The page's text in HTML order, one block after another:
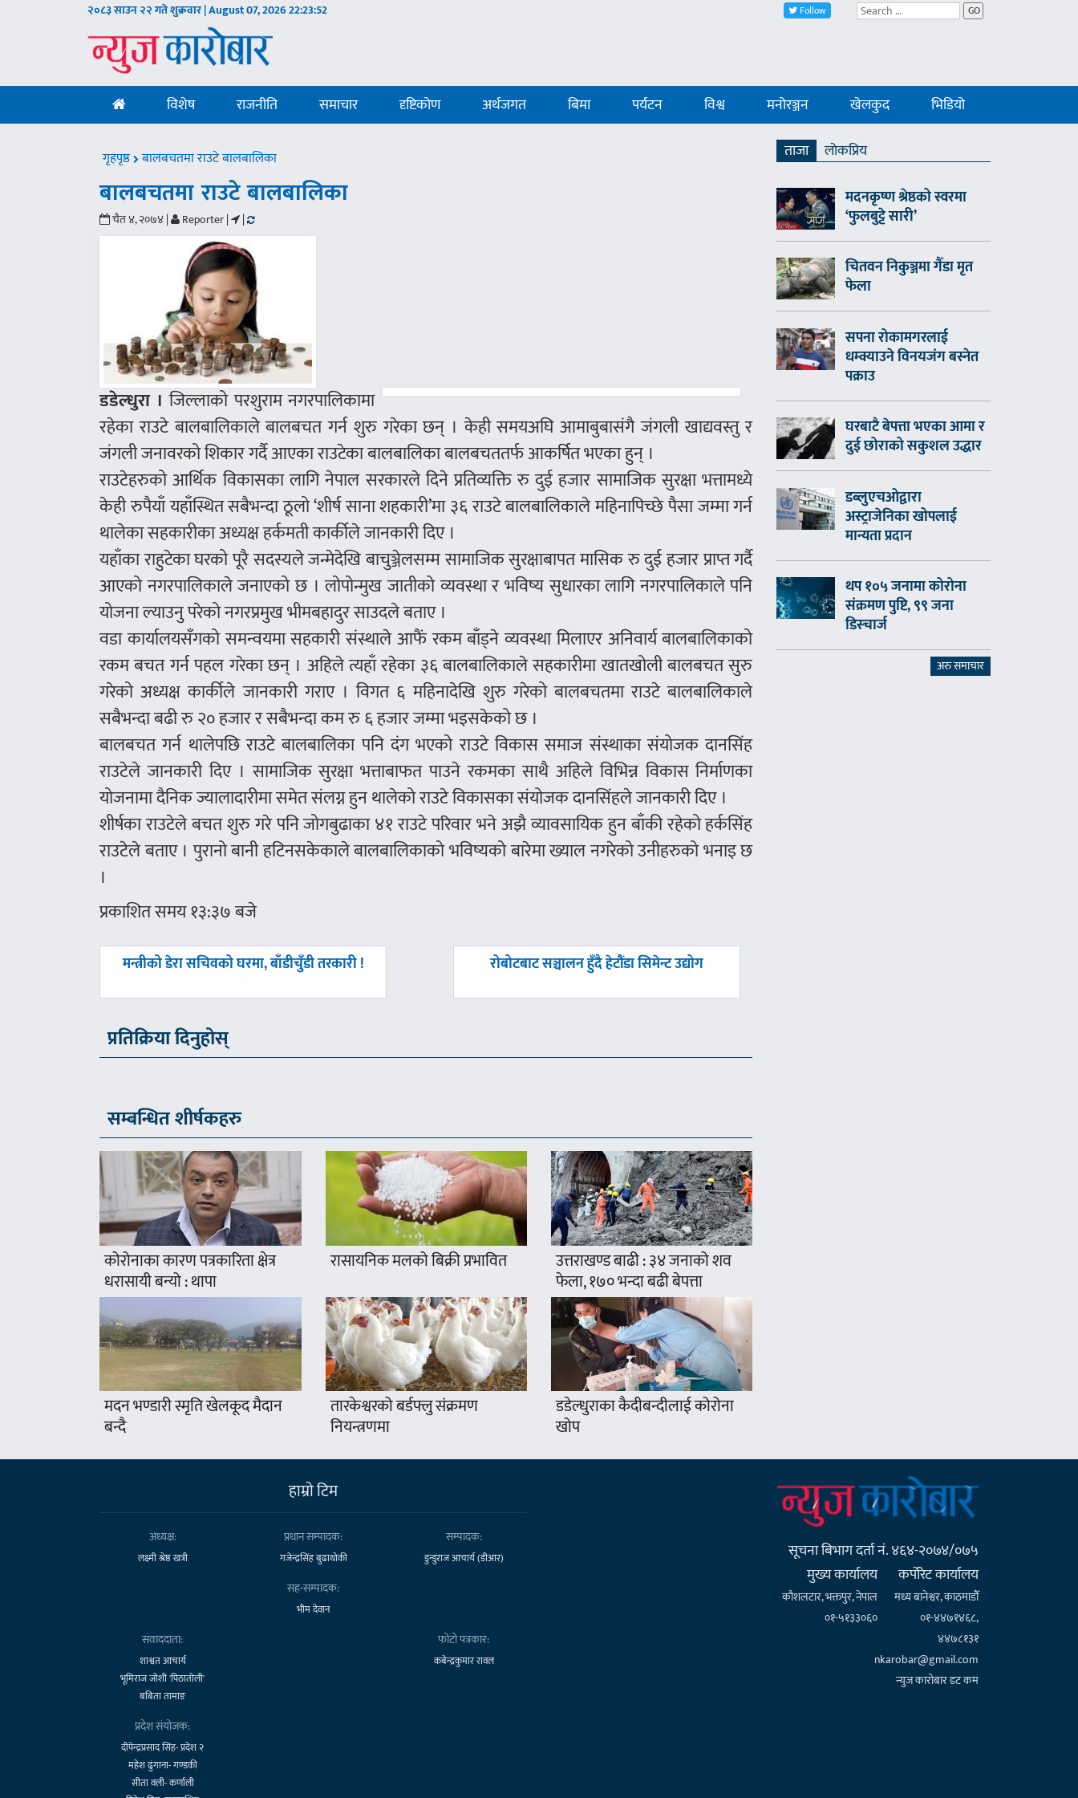
२०८३ साउन २२ गते शुक्रवार | August 07, 202622:23:53 Follow GO
विशेष राजनीति समाचार दृष्टिकोण अर्थजगत बिमा पर्यटन विश्व मनोरञ्जन खेलकुद भिडियो
गृहपृष्ठ बालबचतमा राउटे बालबालिका
बालबचतमा राउटे बालबालिका
चैत ४, २०७४ | Reporter | |
डडेल्धुरा । जिल्लाको परशुराम नगरपालिकामा
रहेका राउटे बालबालिकाले बालबचत गर्न शुरु गरेका छन् । केही समयअघि आमाबुबासंगै जंगली खाद्यवस्तु र
जंगली जनावरको शिकार गर्दै आएका राउटेका बालबालिका बालबचततर्फ आकर्षित भएका हुन् ।
राउटेहरुको आर्थिक विकासका लागि नेपाल सरकारले दिने प्रतिव्यक्ति रु दुई हजार सामाजिक सुरक्षा भत्तामध्ये
केही रुपैयाँ यहाँस्थित सबैभन्दा ठूलो ‘शीर्ष साना शहकारी’मा ३६ राउटे बालबालिकाले महिनापिच्छे पैसा जम्मा गर्न
थालेका सहकारीका अध्यक्ष हर्कमती कार्कीले जानकारी दिए ।
यहाँका राहुटेका घरको पूरै सदस्यले जन्मेदेखि बाचुञ्जेलसम्म सामाजिक सुरक्षाबापत मासिक रु दुई हजार प्राप्त गर्दै
आएको नगरपालिकाले जनाएको छ । लोपोन्मुख जातीको व्यवस्था र भविष्य सुधारका लागि नगरपालिकाले पनि
योजना ल्याउनु परेको नगरप्रमुख भीमबहादुर साउदले बताए ।
वडा कार्यालयसँगको समन्वयमा सहकारी संस्थाले आफैं रकम बाँड्ने व्यवस्था मिलाएर अनिवार्य बालबालिकाको
रकम बचत गर्न पहल गरेका छन् । अहिले त्यहाँ रहेका ३६ बालबालिकाले सहकारीमा खातखोली बालबचत सुरु
गरेको अध्यक्ष कार्कीले जानकारी गराए । विगत ६ महिनादेखि शुरु गरेको बालबचतमा राउटे बालबालिकाले
सबैभन्दा बढी रु २० हजार र सबैभन्दा कम रु ६ हजार जम्मा भइसकेको छ ।
बालबचत गर्न थालेपछि राउटे बालबालिका पनि दंग भएको राउटे विकास समाज संस्थाका संयोजक दानसिंह
राउटेले जानकारी दिए । सामाजिक सुरक्षा भत्ताबाफत पाउने रकमका साथै अहिले विभिन्न विकास निर्माणका
योजनामा दैनिक ज्यालादारीमा समेत संलग्न हुन थालेको राउटे विकासका संयोजक दानसिंहले जानकारी दिए ।
शीर्षका राउटेले बचत शुरु गरे पनि जोगबुढाका ४१ राउटे परिवार भने अझै व्यावसायिक हुन बाँकी रहेको हर्कसिंह
राउटेले बताए । पुरानो बानी हटिनसकेकाले बालबालिकाको भविष्यको बारेमा ख्याल नगरेको उनीहरुको भनाइ छ
।
प्रकाशित समय १३:३७ बजे
पछिल्लाे
मन्त्रीको डेरा सचिवको घरमा, बाँडीचुँडी तरकारी !
अघिल्लाे
रोबोटबाट सञ्चालन हुँदै हेटौंडा सिमेन्ट उद्योग
प्रतिक्रिया दिनुहोस्
सम्बन्धित शीर्षकहरु
कोरोनाका कारण पत्रकारिता क्षेत्र
धरासायी बन्यो : थापा
रासायनिक मलको बिक्री प्रभावित उत्तराखण्ड बाढी : ३४ जनाको शव
फेला, १७० भन्दा बढी बेपत्ता
मदन भण्डारी स्मृति खेलकूद मैदान
बन्दै
तारकेश्वरको बर्डफ्लु संक्रमण
नियन्त्रणमा
डडेल्धुराका कैदीबन्दीलाई कोरोना
खोप
ताजा
लाेकप्रिय
मदनकृष्ण श्रेष्ठको स्वरमा
‘फुलबुट्टे सारी’
चितवन निकुञ्जमा गैँडा मृत
फेला
सपना रोकामगरलाई
धम्क्याउने विनयजंग बस्नेत
पक्राउ
घरबाटै बेपत्ता भएका आमा र
दुई छोराको सकुशल उद्धार
डब्लुएचओद्वारा
अस्ट्राजेनिका खोपलाई
मान्यता प्रदान
थप १०५ जनामा कोरोना
संक्रमण पुष्टि, ९९ जना
डिस्चार्ज
अरु समाचार
हाम्राे टिम
अध्यक्ष:
लक्ष्मी श्रेष्ठ खत्री
प्रधान सम्पादक:
गजेन्द्रसिंह बुढाथोकी
सम्पादक:
डुन्डुराज आचार्य (डीआर)
सह-सम्पादक:
भीम देवान
संवाददाता:
शाश्वत आचार्य
भूमिराज जोशी 'पिठातोली'
बबिता तामाङ
फोटो पत्रकार:
कबेन्द्रकुमार रावल
प्रदेश संयोजक:
दीपेन्द्रप्रसाद सिंह- प्रदेश २
महेश ढुंगाना- गण्डकी
सीता वली- कर्णाली
सूचना बिभाग दर्ता नं. ४६४-२०७४/०७५
मुख्य कार्यालय
कौशलटार, भक्तपुर, नेपाल
०१-५१३३०६०
कर्पाेरेट कार्यालय
मध्य बानेश्वर, काठमाडौँ
०१-४४७१४६८,
४४७८१३१
nkarobar@gmail.com
न्युज कारोबार डट कम